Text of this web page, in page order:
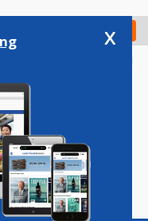
Check in
Vacatures
x